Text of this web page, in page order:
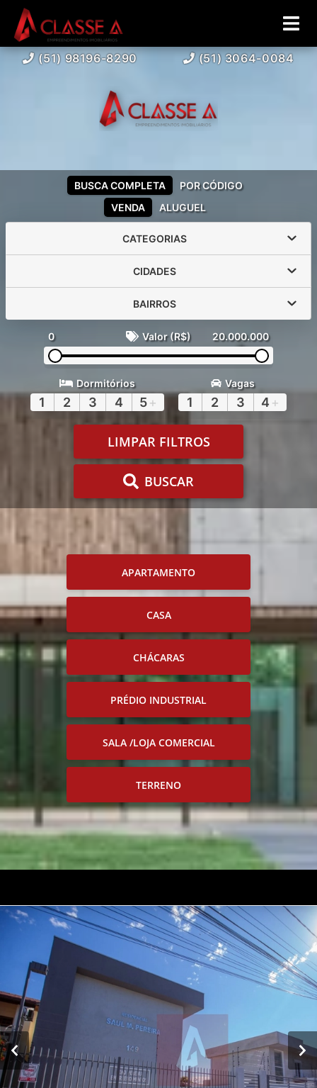
(51) 98196-8290 (51) 3064-0084
VENDA ALUGUEL
BUSCA COMPLETA POR CÓDIGO
CATEGORIAS
CIDADES
BAIRROS
0 Valor (R$) 20.000.000
Dormitórios
1 2 3 4 5+
Vagas
1 2 3 4 +
LIMPAR FILTROS
BUSCAR
APARTAMENTO
CASA
CHÁCARAS
PRÉDIO INDUSTRIAL
SALA /LOJA COMERCIAL
TERRENO